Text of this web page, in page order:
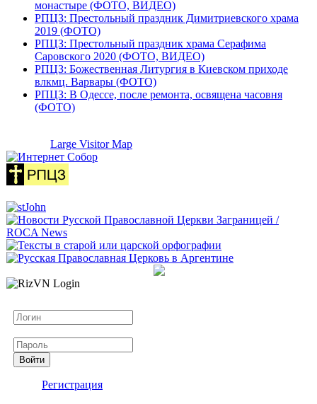
монастыре (ФОТО, ВИДЕО)
РПЦЗ: Престольный праздник Димитриевского храма
2019 (ФОТО)
РПЦЗ: Престольный праздник храма Серафима
Саровского 2020 (ФОТО, ВИДЕО)
РПЦЗ: Божественная Литургия в Киевском приходе
влкмц. Варвары (ФОТО)
РПЦЗ: В Одессе, после ремонта, освящена часовня
(ФОТО)
Large Visitor Map
Войти
Регистрация